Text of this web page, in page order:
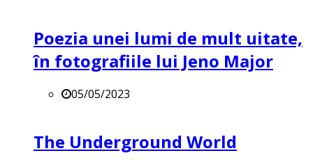
Poezia unei lumi de mult uitate,
în fotografiile lui Jeno Major
05/05/2023
The Underground World